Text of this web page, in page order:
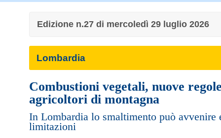
Edizione n.27 di mercoledì 29 luglio 2026
Lombardia
Combustioni vegetali, nuove
agricoltori di montagna
In Lombardia lo smaltimento può avvenire
limitazioni